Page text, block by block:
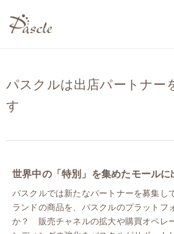
パスクルは出店パートナー
す
世界中の「特別」を集めたモールに
パスクルでは新たなパートナーを募集し
ランドの商品を、パスクルのプラットフ
か？ 販売チャネルの拡大や購買オペレ